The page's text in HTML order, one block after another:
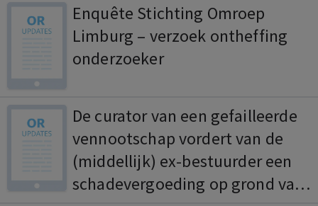
gelegenheid om zich nader uit te
laten over het beroep van
gedaagde 2 op opschorting van
betalingsverplichting en de
vraag in hoeverre sprake was van
de verplichting om ‘gelijk over te
steken’ (HR 11 januari 2008,
Enquête Stichting Omroep
Limburg – verzoek ontheffing
onderzoeker
De curator van een gefailleerde
vennootschap vordert van de
(middellijk) ex-bestuurder een
schadevergoeding op grond van